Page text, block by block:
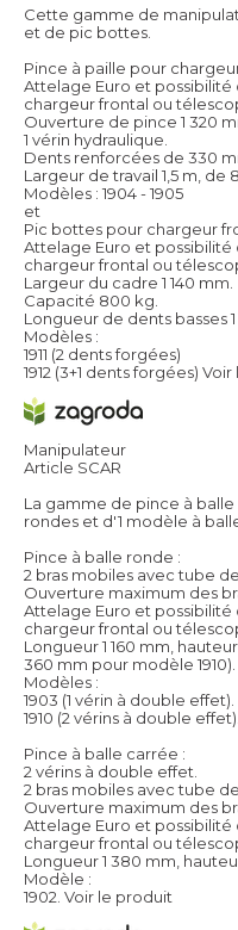
Cette gamme de
et de pic bottes.
Pince à paille pour
Attelage Euro et
chargeur frontal ou
Ouverture de pince 1 320
1 vérin hydraulique.
Dents renforcées de 330
Largeur de travail 1,5 m, de
Modèles : 1904 - 1905
et
Pic bottes pour chargeur
Attelage Euro et
chargeur frontal ou
Largeur du cadre 1 140 mm.
Capacité 800 kg.
Longueur de dents basses 1
Modèles :
1911 (2 dents forgées)
1912 (3+1 dents forgées) Voir
Manipulateur
Article SCAR
La gamme de pince à
rondes et d'1 modèle à
Pince à balle ronde :
2 bras mobiles avec tube
Ouverture maximum des
Attelage Euro et
chargeur frontal ou
Longueur 1 160 mm,
360 mm pour modèle 1910).
Modèles :
1903 (1 vérin à double effet).
1910 (2 vérins à double effet).
Pince à balle carrée :
2 vérins à double effet.
2 bras mobiles avec tube
Ouverture maximum des
Attelage Euro et
chargeur frontal ou
Longueur 1 380 mm,
Modèle :
1902. Voir le produit